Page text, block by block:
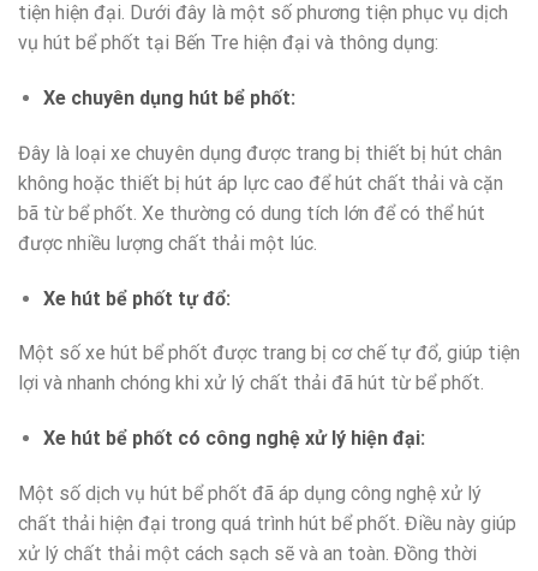
tiện hiện đại. Dưới đây là một số phương tiện phục vụ dịch
vụ hút bể phốt tại Bến Tre hiện đại và thông dụng:
Xe chuyên dụng hút bể phốt:
Đây là loại xe chuyên dụng được trang bị thiết bị hút chân
không hoặc thiết bị hút áp lực cao để hút chất thải và cặn
bã từ bể phốt. Xe thường có dung tích lớn để có thể hút
được nhiều lượng chất thải một lúc.
Xe hút bể phốt tự đổ:
Một số xe hút bể phốt được trang bị cơ chế tự đổ, giúp tiện
lợi và nhanh chóng khi xử lý chất thải đã hút từ bể phốt.
Xe hút bể phốt có công nghệ xử lý hiện đại:
Một số dịch vụ hút bể phốt đã áp dụng công nghệ xử lý
chất thải hiện đại trong quá trình hút bể phốt. Điều này giúp
xử lý chất thải một cách sạch sẽ và an toàn. Đồng thời